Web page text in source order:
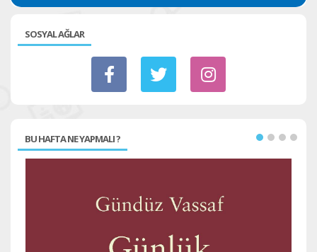
SOSYAL AĞLAR
BU HAFTA NE YAPMALI ?